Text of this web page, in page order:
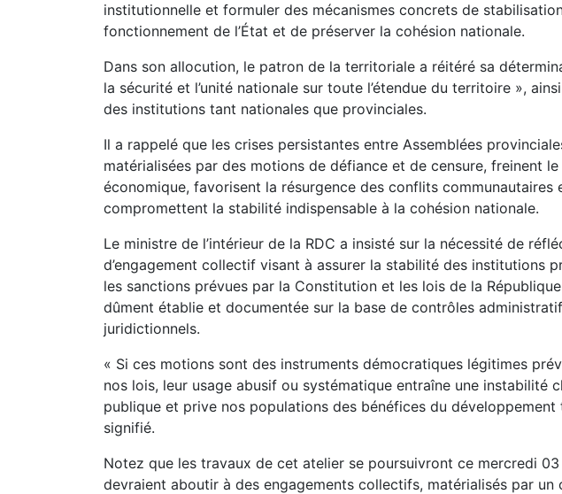
institutionnelle et formuler des mécanismes concrets de
fonctionnement de l’État et de préserver la cohésion nationale.
Dans son allocution, le patron de la territoriale a réitéré sa
la sécurité et l’unité nationale sur toute l’étendue du territoire »,
des institutions tant nationales que provinciales.
Il a rappelé que les crises persistantes entre Assemblées
matérialisées par des motions de défiance et de censure, freinent
économique, favorisent la résurgence des conflits communautaires
compromettent la stabilité indispensable à la cohésion nationale.
Le ministre de l’intérieur de la RDC a insisté sur la nécessité de
d’engagement collectif visant à assurer la stabilité des institutions
les sanctions prévues par la Constitution et les lois de la
dûment établie et documentée sur la base de contrôles
juridictionnels.
« Si ces motions sont des instruments démocratiques légitimes
nos lois, leur usage abusif ou systématique entraîne une instabilité
publique et prive nos populations des bénéfices du
signifié.
Notez que les travaux de cet atelier se poursuivront ce mercredi
devraient aboutir à des engagements collectifs, matérialisés par un